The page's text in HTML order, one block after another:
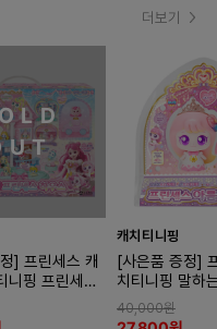
더보기
] 프린세스 캐
니핑 프린세스
캐치티니핑
[사은품 증정]
치티니핑 말하
아름핑
40,000원